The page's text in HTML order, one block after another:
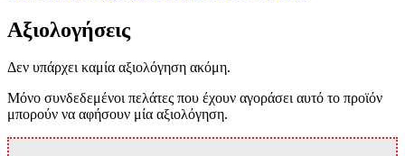
Αξιολογήσεις
Δεν υπάρχει καμία αξιολόγηση ακόμη.
Μόνο συνδεδεμένοι πελάτες που έχουν αγοράσει αυτό το προϊόν
μπορούν να αφήσουν μία αξιολόγηση.